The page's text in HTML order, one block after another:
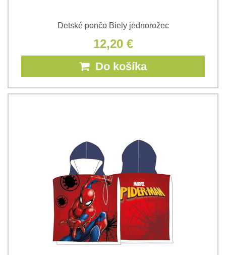
Detské pončo Biely jednorožec
12,20 €
Do košíka